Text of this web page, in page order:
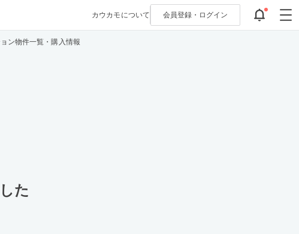
カウカモについて 会員登録・ ログイン
ン物件一覧・購入情報
た